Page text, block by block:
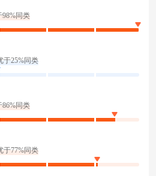
98%同类
于25%同类
86%同类
于77%同类